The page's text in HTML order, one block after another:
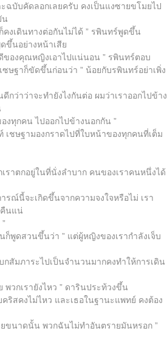
ฉบับคัดลอกเลยครับ คงเป็นแงซายขโมยไป
น
คงเดินทางต่อกันไม่ได้ ” รพินทร์พูดขึ้น
ขึ้นอย่างหน้าเสีย
ของคุณหญิงเอาไปแน่นอน ” รพินทร์ตอบ
ษฐาก็ขัดขึ้นก่อนว่า ” น้อยกับรพินทร์อย่าเพิ่ง
กว่าว่าจะทำยังไงกันต่อ ผมว่าเราออกไปข้าง
งทุกคน ไปออกไปข้างนอกกัน ”
เชษฐามองกราดไปที่ใบหน้าของทุกคนที่เต็ม
ราตกอยู่ในที่นั่งลำบาก คนของเราคนหนึ่งได้
รณ์นี้จะเกิดขึ้นจากความจงใจหรือไม่ เรา
คืนแน่
พูดสวนขึ้นว่า ” แต่ผู้หญิงของเรากำลังเจ็บ
สัมภาระไปเป็นจำนวนมากคงทำให้การเดิน
พวกเรายังไหว ” ดารินประท้วงขึ้น
คริสคงไม่ไหว และเธอในฐานะแพทย์ คงต้อง
ยขนาดนั้น พวกฉันไม่ทำอันตรายมันหรอก ”